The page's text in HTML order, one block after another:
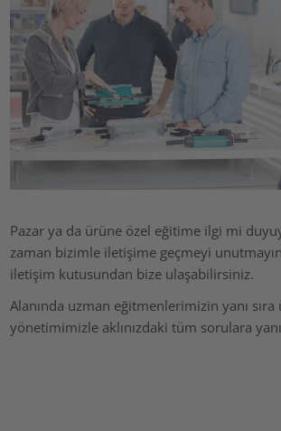
Pazar ya da ürüne özel eğitime ilgi mi
zaman bizimle iletişime geçmeyi
iletişim kutusundan bize ulaşabilirsiniz.
Alanında uzman eğitmenlerimizin yanı sıra
yönetimimizle aklınızdaki tüm sorulara